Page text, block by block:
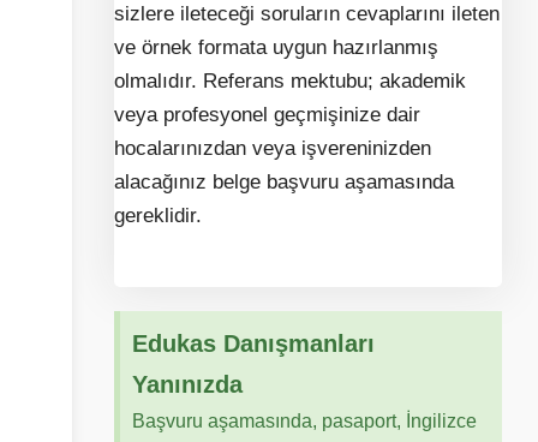
sizlere ileteceği soruların cevaplarını ileten
ve örnek formata uygun hazırlanmış
olmalıdır. Referans mektubu; akademik
veya profesyonel geçmişinize dair
hocalarınızdan veya işvereninizden
alacağınız belge başvuru aşamasında
gereklidir.
Edukas Danışmanları
Yanınızda
Başvuru aşamasında, pasaport, İngilizce